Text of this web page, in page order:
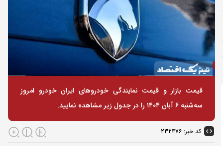
قیمت بازار و قیمت نمایندگی خودرو‌های ایران خودرو امروز
سه‌شنبه ۶ آبان ۱۴۰۴ را در جدول زیر مشاهده نمایید.
کد خبر: ۲۳۲۴۷۶